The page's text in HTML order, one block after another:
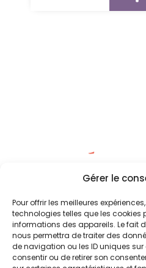
Gérer le
Pour offrir les meilleures
technologies telles que les
informations des appareils. Le fait
nous permettra de traiter des
de navigation ou les ID uniques sur
consentir ou de retirer son
Peinture sur
Quai Saint-Léonard, 17 -
info@pigment-
PARKING
TRAM : T1 direction LIEGE